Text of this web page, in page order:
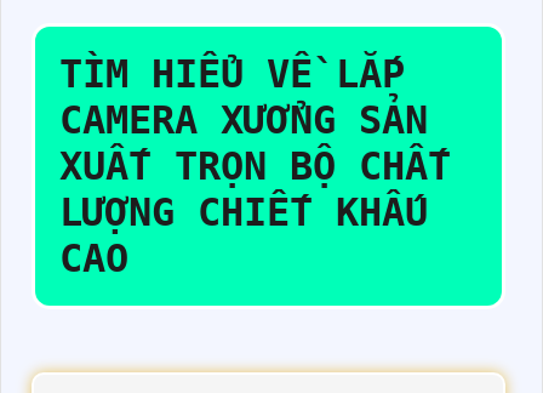
TÌM HIỂU VỀ LẮP
CAMERA XƯỞNG SẢN
XUẤT TRỌN BỘ CHẤT
LƯỢNG CHIẾT KHẤU
CAO